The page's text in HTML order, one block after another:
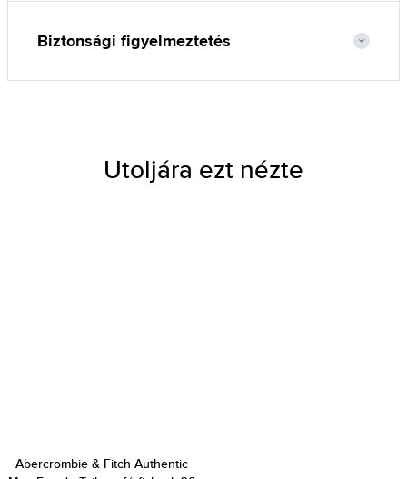
Biztonsági figyelmeztetés
Utoljára ezt nézte
Abercrombie & Fitch Authentic